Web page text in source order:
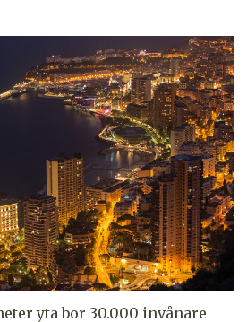
yta bor 30.000 invånare